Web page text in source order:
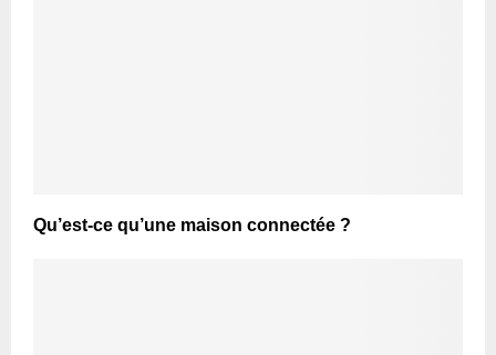
Qu’est-ce qu’une maison connectée ?